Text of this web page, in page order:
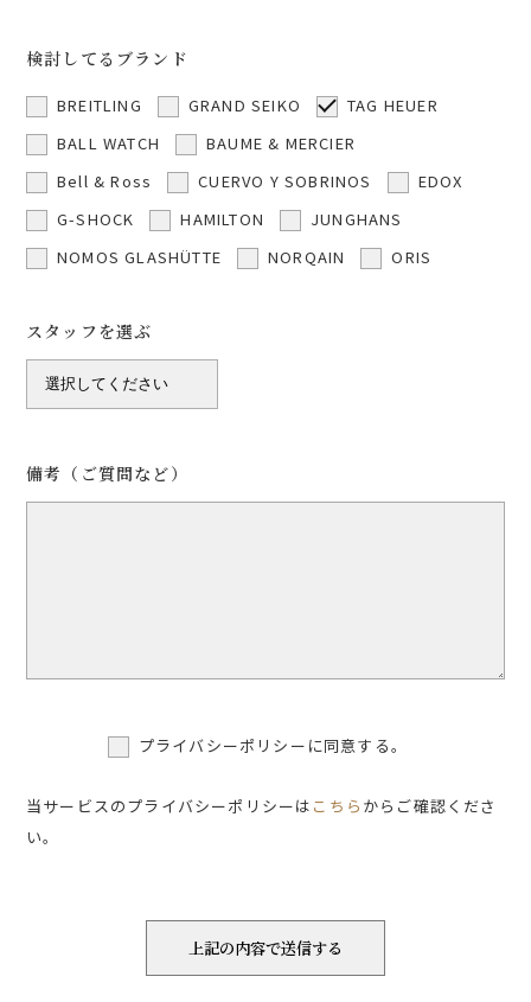
検討してるブランド
BREITLING GRAND SEIKO
TAG HEUER
BALL WATCH
BAUME & MERCIER
Bell & Ross
CUERVO Y SOBRINOS
EDOX
G-SHOCK
HAMILTON
JUNGHANS
NOMOS GLASHÜTTE
NORQAIN ORIS
スタッフを選ぶ
備考（ご質問など）
プライバシーポリシーに同意する。
当サービスのプライバシーポリシーは こちら からご確認くださ
い。